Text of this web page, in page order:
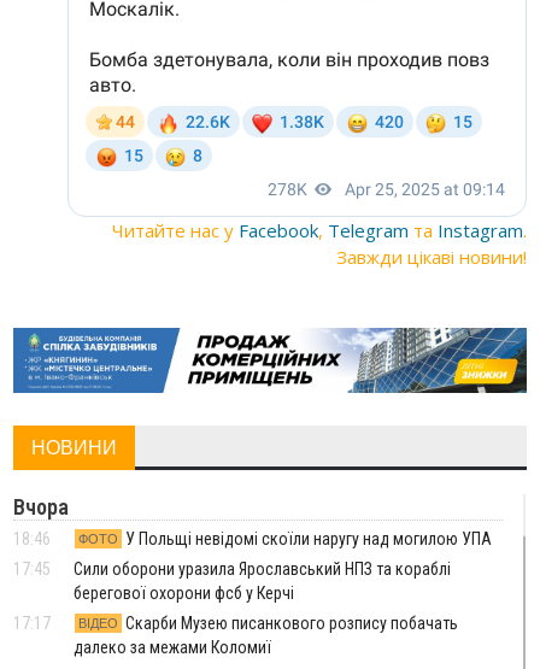
Читайте нас у Facebook, Telegram та Instagram.
Завжди цікаві новини!
НОВИНИ
Вчора
18:46 ФОТО
У Польщі невідомі скоїли наругу над могилою УПА
17:45
Сили оборони уразила Ярославський НПЗ та кораблі
берегової охорони фсб у Керчі
17:17
ВІДЕО Скарби Музею писанкового розпису побачать
далеко за межами Коломиї